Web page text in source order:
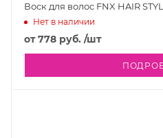
Воск для волос FNX HAIR
Нет в наличии
от778 руб. /шт